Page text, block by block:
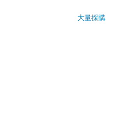
到貨7天的猶豫期（含例假
大量採購